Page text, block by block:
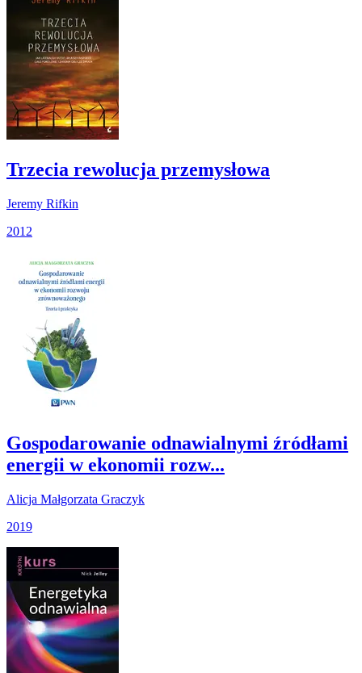
Trzecia rewolucja przemysłowa
Jeremy Rifkin
2012
Gospodarowanie odnawialnymi źródłami
energii w ekonomii rozw...
Alicja Małgorzata Graczyk
2019